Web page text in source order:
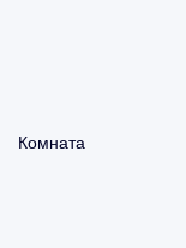
Комната